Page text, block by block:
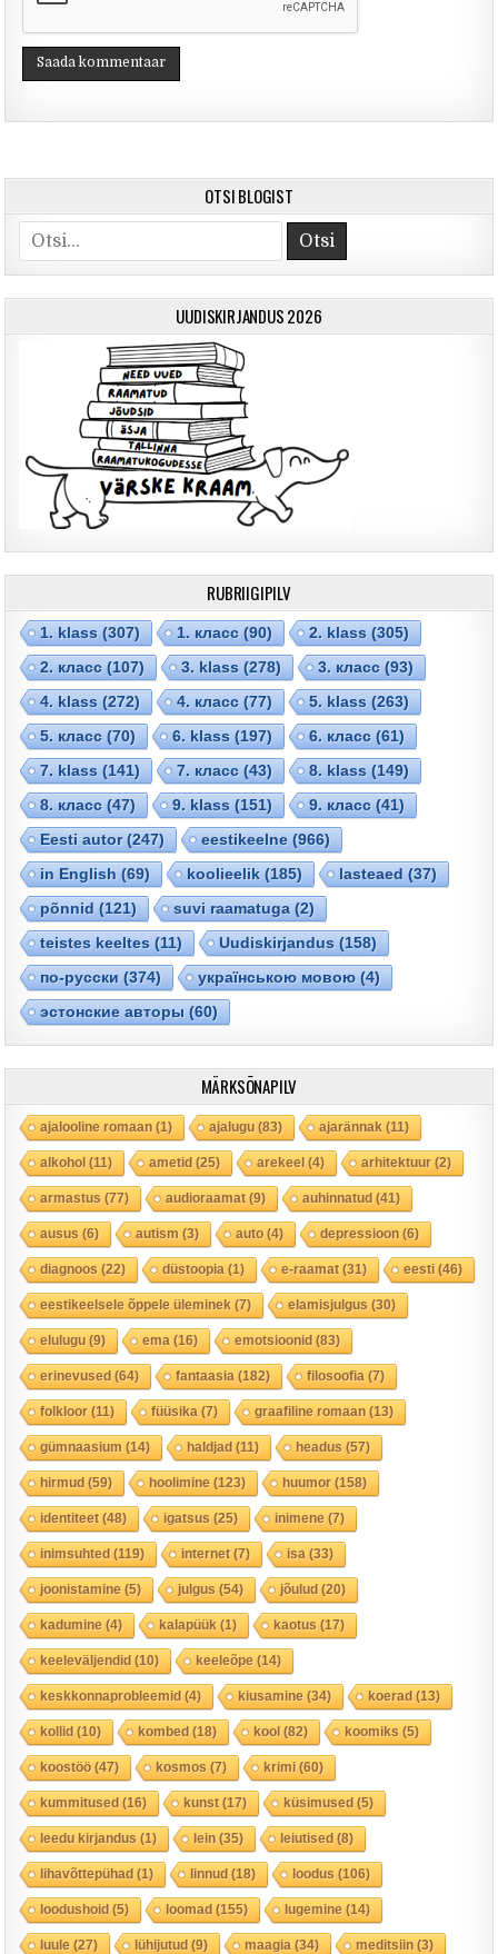
OTSI BLOGIST
Otsi
UUDISKIRJANDUS 2026
RUBRIIGIPILV
1. klass (307) 1. класс (90) 2. klass (305)
2. класс (107) 3. klass (278) 3. класс (93)
4. klass (272) 4. класс (77) 5. klass (263)
5. класс (70) 6. klass (197) 6. класс (61)
7. klass (141) 7. класс (43) 8. klass (149)
8. класс (47) 9. klass (151) 9. класс (41)
Eesti autor(247) eestikeelne (966)
in English (69) koolieelik (185) lasteaed (37)
põnnid (121) suvi raamatuga (2)
teistes keeltes (11) Uudiskirjandus (158)
по-русски (374) українською мовою (4)
эстонские авторы (60)
MÄRKSÕNAPILV
ajalooline romaan(1) ajalugu(83) ajarännak (11)
alkohol(11) ametid(25) arekeel(4) arhitektuur(2)
armastus (77) audioraamat(9) auhinnatud(41)
ausus (6) autism (3) auto(4) depressioon(6)
diagnoos (22) düstoopia (1) e-raamat(31) eesti(46)
eestikeelsele õppele üleminek (7) elamisjulgus (30)
elulugu(9) ema (16) emotsioonid(83)
erinevused(64) fantaasia (182) filosoofia (7)
folkloor(11) füüsika (7) graafiline romaan(13)
gümnaasium (14) haldjad(11) headus (57)
hirmud(59) hoolimine (123) huumor(158)
identiteet(48) igatsus (25) inimene (7)
inimsuhted(119) internet(7) isa (33)
joonistamine (5) julgus (54) jõulud(20)
kadumine (4) kalapüük (1) kaotus (17)
keeleväljendid(10) keeleõpe (14)
keskkonnaprobleemid(4) kiusamine (34) koerad(13)
kollid(10) kombed(18) kool(82) koomiks (5)
koostöö(47) kosmos (7) krimi(60)
kummitused(16) kunst(17) küsimused(5)
leedu kirjandus (1) lein(35) leiutised(8)
lihavõttepühad(1) linnud(18) loodus (106)
loodushoid(5) loomad(155) lugemine (14)
luule (27) lühijutud(9) maagia (34) meditsiin(3)